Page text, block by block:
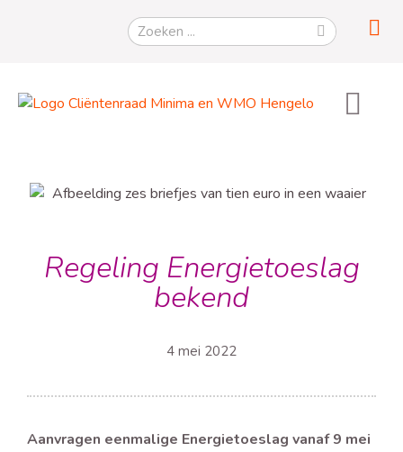
Regeling Energietoeslag
bekend
4 mei 2022
Aanvragen eenmalige Energietoeslag vanaf 9 mei